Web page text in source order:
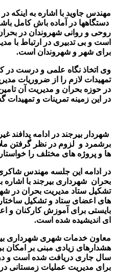
مهندس جاوید با اشاره به اینکه
دستگاهها در آماده باش کامل
روحی و روانی شهروندان در
است و بی تدبیری در ارتباط با
برای شهر و شهروندان است.
وی اتخاذ نگاه علمی و درست در
تمهیدات لازم را از ضروریات
در حوزه بحران و مدیریت آن
در این زمینه تمرینات و
شهردار بیرجند در ادامه
برشمرد و لزوم در نظر گرفتن
ها و پروژه های مختلف را
در ادامه این جلسه مهندس
بحران شهرداری بیرجند با اشاره
تشکیل ستاد مدیریت بحران در
های اعضای ستاد و تشکیل
بایستی برای آموزش کارکنان و
ای اندیشیده شده است.
معاون خدمات شهری شهرداری
هشدارهای زیادی مبنی بر امکان
سال جاری دریافت شده است و در
برای مدیریت عملیات زمستانی